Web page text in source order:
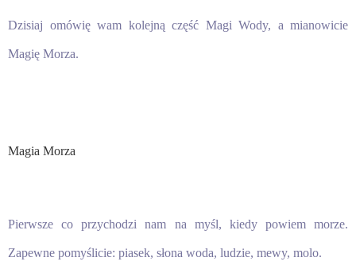
Dzisiaj omówię wam kolejną część Magi Wody, a mianowicie
Magię Morza.
Magia Morza
Pierwsze co przychodzi nam na myśl, kiedy powiem morze.
Zapewne pomyślicie: piasek, słona woda, ludzie, mewy, molo.